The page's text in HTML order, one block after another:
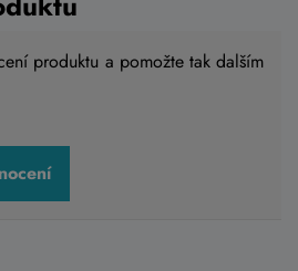
produktu a pomožte tak dalším